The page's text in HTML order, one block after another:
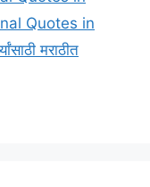
Quotes in
मराठीत